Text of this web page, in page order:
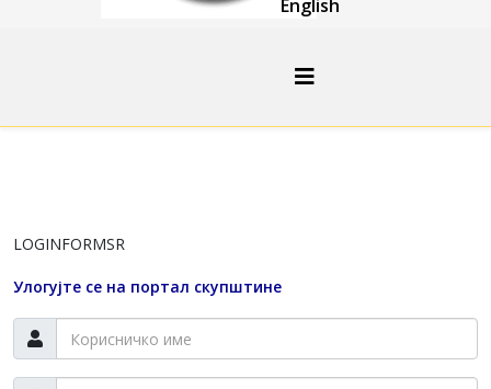
English
LOGINFORMSR
Улогујте се на портал скупштине